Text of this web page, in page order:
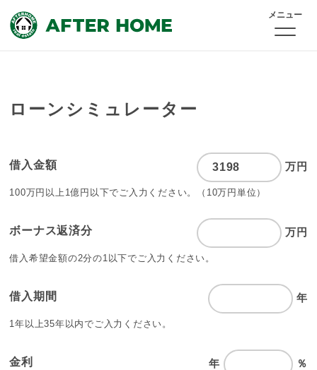
メニュー
ローンシミュレーター
借入金額 万円
100万円以上1億円以下でご入力ください。 （10万円単位）
ボーナス返済分 万円
借入希望金額の2分の1以下でご入力ください。
借入期間 年
1年以上35年以内でご入力ください。
金利 年 ％